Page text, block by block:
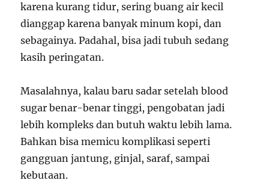
karena kurang tidur, sering buang air kecil
dianggap karena banyak minum kopi, dan
sebagainya. Padahal, bisa jadi tubuh sedang
kasih peringatan.
Masalahnya, kalau baru sadar setelah blood
sugar benar-benar tinggi, pengobatan jadi
lebih kompleks dan butuh waktu lebih lama.
Bahkan bisa memicu komplikasi seperti
gangguan jantung, ginjal, saraf, sampai
kebutaan.